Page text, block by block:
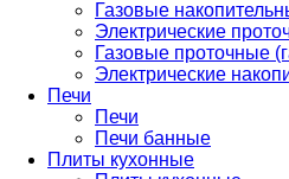
Газовые
Электрические
Газовые проточные
Электрические
Печи
Печи
Печи банные
Плиты кухонные